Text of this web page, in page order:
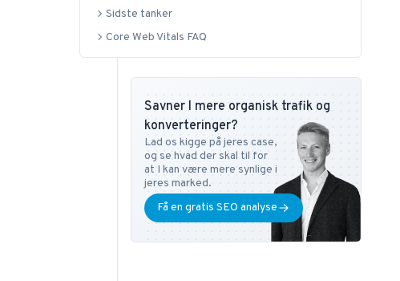
Sidste tanker
Core Web Vitals FAQ
Savner I mere organisk trafik og
konverteringer?
Lad os kigge på jeres case,
og se hvad der skal til for
at I kan være mere synlige i
jeres marked.
Få en gratis SEO analyse